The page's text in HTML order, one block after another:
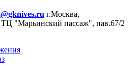
г.Москва,
"Марьинский пассаж", пав.67/2